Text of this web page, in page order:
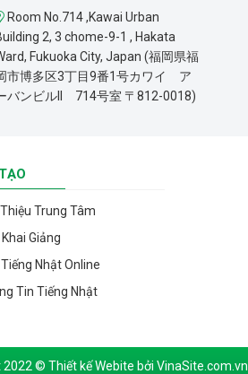
Room No.714 ,Kawai Urban
2, 3 chome-9-1 , Hakata
Fukuoka City, Japan (福岡県福
市博多区3丁目9番1号カワイ ア
バンビルII 714号室 〒812-0018)
Trung Tâm
Giảng
Nhật Online
Tin Tiếng Nhật
2022 © Thiết kế Webite bởi VinaSite.com.vn